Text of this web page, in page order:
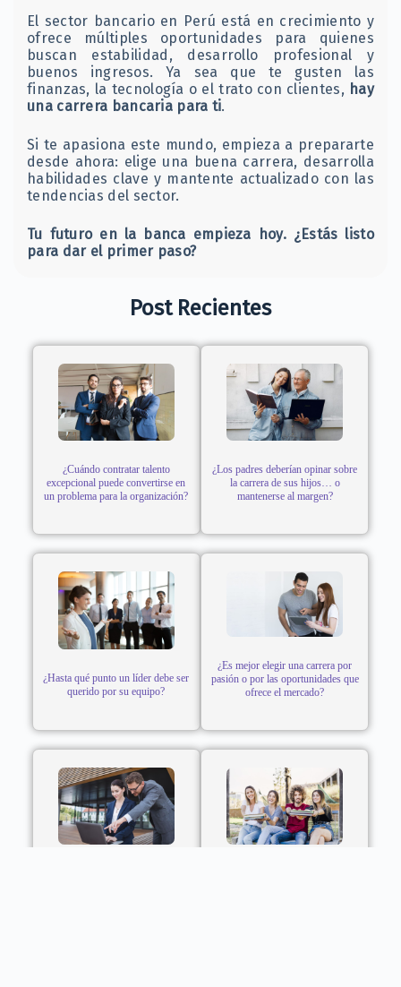
El sector bancario en Perú está en crecimiento y
ofrece múltiples oportunidades para quienes
buscan estabilidad, desarrollo profesional y
buenos ingresos. Ya sea que te gusten las
finanzas, la tecnología o el trato con clientes, hay
una carrera bancaria para ti.
Si te apasiona este mundo, empieza a prepararte
desde ahora: elige una buena carrera, desarrolla
habilidades clave y mantente actualizado con las
tendencias del sector.
Tu futuro en la banca empieza hoy. ¿Estás listo
para dar el primer paso?
Post Recientes
¿Cuándo contratar talento
excepcional puede convertirse en
un problema para la organización?
¿Los padres deberían opinar sobre
la carrera de sus hijos… o
mantenerse al margen?
¿Hasta qué punto un líder debe ser
querido por su equipo?
¿Es mejor elegir una carrera por
pasión o por las oportunidades que
ofrece el mercado?